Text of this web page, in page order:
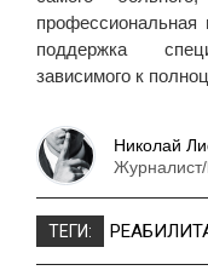
поддержка
зависимого к
Николай
ТЕГИ: